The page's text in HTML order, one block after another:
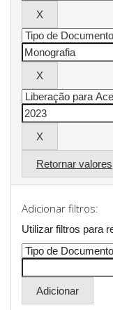
Retornar valores
Adicionar filtros:
Utilizar filtros para